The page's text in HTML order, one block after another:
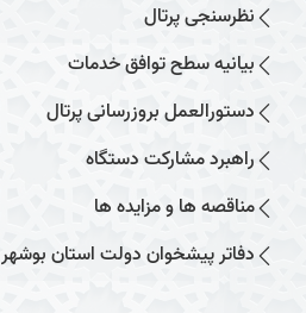
نظرسنجی پرتال
بیانیه سطح توافق خدمات
دستورالعمل بروزرسانی پرتال
راهبرد مشارکت دستگاه
مناقصه ها و مزایده ها
دفاتر پیشخوان دولت استان بوشهر